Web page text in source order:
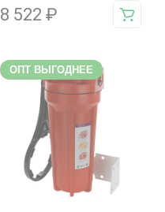
8 522 ₽
ОПТ ВЫГОДНЕЕ